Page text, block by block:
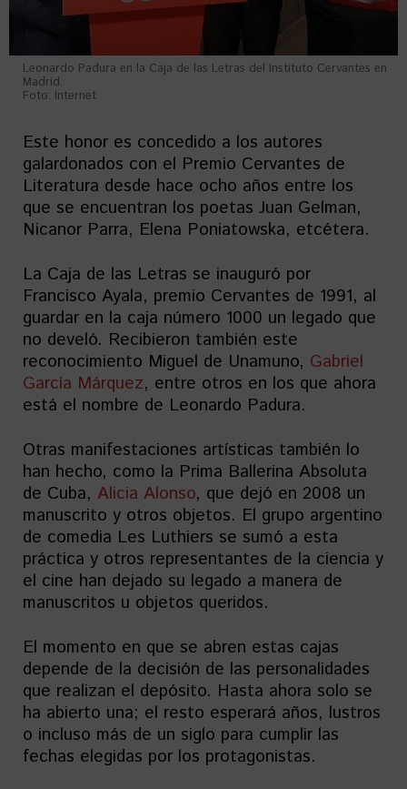
Leonardo Padura en la Caja de las Letras del Instituto Cervantes en
Madrid.
Foto: Internet
Este honor es concedido a los autores
galardonados con el Premio Cervantes de
Literatura desde hace ocho años entre los
que se encuentran los poetas Juan Gelman,
Nicanor Parra, Elena Poniatowska, etcétera.
La Caja de las Letras se inauguró por
Francisco Ayala, premio Cervantes de 1991, al
guardar en la caja número 1000 un legado que
no develó. Recibieron también este
reconocimiento Miguel de Unamuno, Gabriel
García Márquez, entre otros en los que ahora
está el nombre de Leonardo Padura.
Otras manifestaciones artísticas también lo
han hecho, como la Prima Ballerina Absoluta
de Cuba, Alicia Alonso, que dejó en 2008 un
manuscrito y otros objetos. El grupo argentino
de comedia Les Luthiers se sumó a esta
práctica y otros representantes de la ciencia y
el cine han dejado su legado a manera de
manuscritos u objetos queridos.
El momento en que se abren estas cajas
depende de la decisión de las personalidades
que realizan el depósito. Hasta ahora solo se
ha abierto una; el resto esperará años, lustros
o incluso más de un siglo para cumplir las
fechas elegidas por los protagonistas.